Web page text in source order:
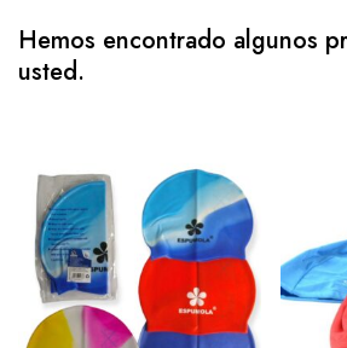
Hemos encontrado algunos
usted.